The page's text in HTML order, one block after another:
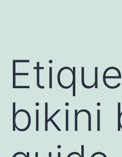
bikini